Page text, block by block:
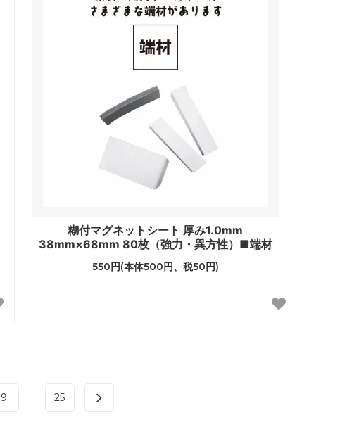
糊付マグネットシート 厚み1.0mm
38mm×68mm 80枚（強力・異方性）■端材
550円(本体500円、税50円)
9 ... 25